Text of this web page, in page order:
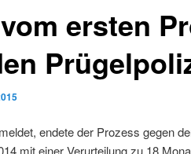
ersten
endete der Prozess gegen